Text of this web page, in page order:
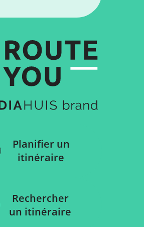
Planifier un
itinéraire
Rechercher
un itinéraire